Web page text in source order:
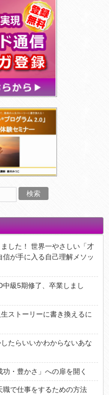
した！ 世界一やさしい「才
が手に入る自己理解メソッ
級5期修了、卒業しまし
ストーリーに書き換えるに
たらいいかわからないあな
・豊かさ」への扉を開く
職で仕事をするための方法